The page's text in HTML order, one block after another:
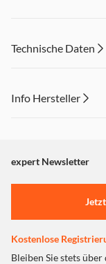
der Full-
Technische Daten
Info Hersteller
"Marketing".
Einstellungen
expert Newsletter
Kostenlose
Bleiben Sie stets